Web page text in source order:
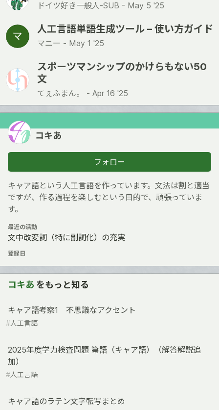
ドイツ好き一般人-SUB - May 5 '25
人工言語単語生成ツール – 使い方ガイド
マニー - May 1 '25
スポーツマンシップのかけらもない50
文
てぇふまん。 - Apr 16 '25
コキあ
フォロー
キャア語という人工言語を作っています。文法は割と適当
ですが、作る過程を楽しむという目的で、頑張っていま
す。
最近の活動
文中改変詞（特に副詞化）の充実
登録日
コキあ をもっと知る
キャア語考察1 不思議なアクセント
#人工言語
2025年度学力検査問題 箒語（キャア語）（解答解説追
加）
#人工言語
キャア語のラテン文字転写まとめ